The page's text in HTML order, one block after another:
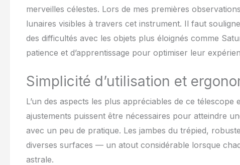
merveilles célestes. Lors de mes premières
lunaires visibles à travers cet instrument. Il faut
des difficultés avec les objets plus éloignés comme
patience et d’apprentissage pour optimiser leur
Simplicité d’utilisation et
L’un des aspects les plus appréciables de ce télescope
ajustements puissent être nécessaires pour atteindre
avec un peu de pratique. Les jambes du trépied,
diverses surfaces — un atout considérable lorsque
astrale.